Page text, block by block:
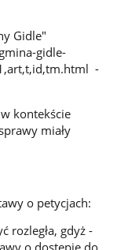
Gidle"
gidle-
-
kontekście
miały
o petycjach:
rozległa, gdyż -